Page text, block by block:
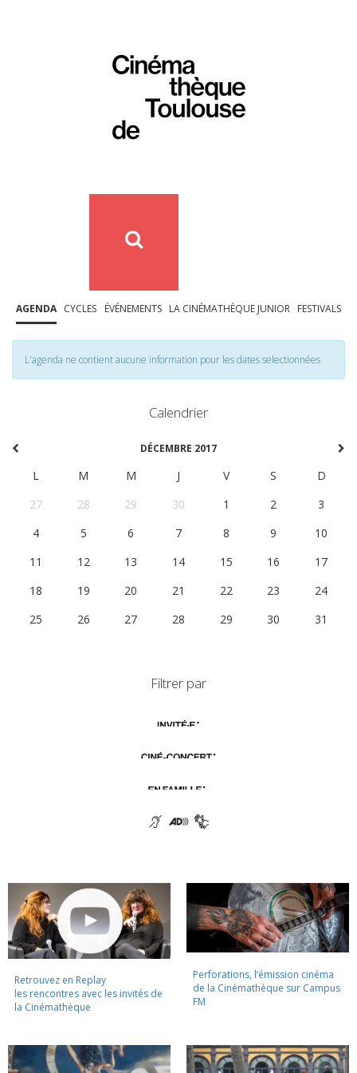
AGENDA CYCLES ÉVÉNEMENTS LA CINÉMATHÈQUE JUNIOR FESTIVALS
L'agenda ne contient aucune information pour les dates selectionnées
Calendrier
DÉCEMBRE 2017
L M M J V S
D
27
28 29 30 1 2
3
4
5 6 7 8 9
10
11
12 13 14 15 16
17
18
19 20 21 22 23
24
25
26 27 28 29 30 31
Filtrer par
Retrouvez en Replay
les rencontres avec les invités de
la Cinémathèque
Perforations, l’émission cinéma
de la Cinémathèque sur Campus
FM